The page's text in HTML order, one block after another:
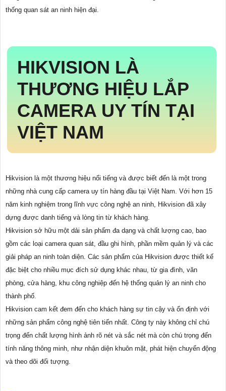
thống quan sát an ninh hiện đại.
HIKVISION LÀ
THƯƠNG HIỆU LẮP
CAMERA UY TÍN TẠI
VIỆT NAM
Hikvision là một thương hiệu nổi tiếng và được biết đến là một trong
những nhà cung cấp camera uy tín hàng đầu tại Việt Nam. Với hơn 15
năm kinh nghiệm trong lĩnh vực công nghệ an ninh, Hikvision đã xây
dựng được danh tiếng và lòng tin từ khách hàng.
Hikvision sở hữu một dải sản phẩm đa dạng và chất lượng cao, bao
gồm các loại camera quan sát, đầu ghi hình, phần mềm quản lý và các
giải pháp an ninh toàn diện. Các sản phẩm của Hikvision được thiết kế
đặc biệt cho nhiều mục đích sử dụng khác nhau, từ gia đình, văn
phòng, cửa hàng, khu công nghiệp đến hệ thống quản lý an ninh cho
thành phố.
Hikvision cam kết đem đến cho khách hàng sự tin cậy và ổn định với
những sản phẩm công nghệ tiên tiến nhất. Công ty này không chỉ chú
trọng đến chất lượng hình ảnh rõ nét và sắc nét mà còn chú trọng đến
tính năng thông minh, như nhận diện khuôn mặt, phát hiện chuyển động
và theo dõi đối tượng.